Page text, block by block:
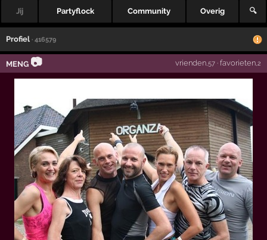
Jij Partyflock Community Overig 🔍
Profiel · 416579
MENG 📷 vrienden,57· favorieten,2